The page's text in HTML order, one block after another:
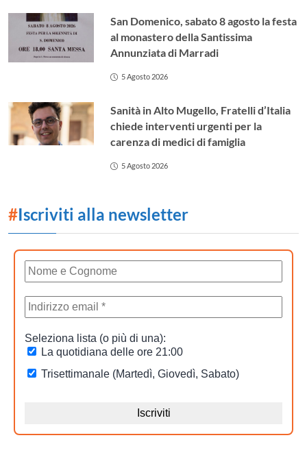
San Domenico, sabato 8 agosto la festa
al monastero della Santissima
Annunziata di Marradi
5 Agosto 2026
Sanità in Alto Mugello, Fratelli d’Italia
chiede interventi urgenti per la
carenza di medici di famiglia
5 Agosto 2026
#Iscriviti alla newsletter